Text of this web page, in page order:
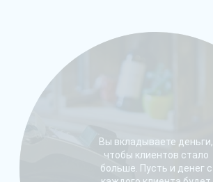
Вы вкладываете деньги,
чтобы клиентов стало
больше. Пусть и денег с